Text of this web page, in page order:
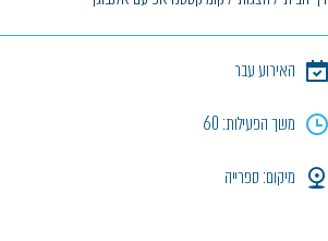
האירוע עבר
משך הפעילות: 60
מיקום: ספרייה